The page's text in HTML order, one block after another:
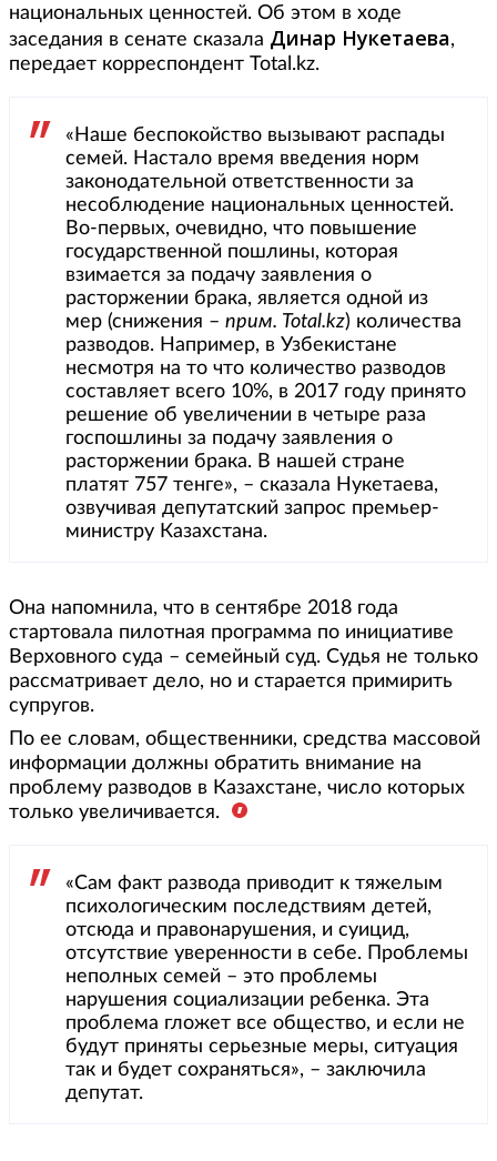
национальных ценностей. Об этом в ходе
заседания в сенате сказала Динар Нукетаева,
передает корреспондент Total.kz.
«Наше беспокойство вызывают распады
семей. Настало время введения норм
законодательной ответственности за
несоблюдение национальных ценностей.
Во-первых, очевидно, что повышение
государственной пошлины, которая
взимается за подачу заявления о
расторжении брака, является одной из
мер (снижения – прим. Total.kz) количества
разводов. Например, в Узбекистане
несмотря на то что количество разводов
составляет всего 10%, в 2017 году принято
решение об увеличении в четыре раза
госпошлины за подачу заявления о
расторжении брака. В нашей стране
платят 757 тенге», – сказала Нукетаева,
озвучивая депутатский запрос премьер-
министру Казахстана.
Она напомнила, что в сентябре 2018 года
стартовала пилотная программа по инициативе
Верховного суда – семейный суд. Судья не только
рассматривает дело, но и старается примирить
супругов.
По ее словам, общественники, средства массовой
информации должны обратить внимание на
проблему разводов в Казахстане, число которых
только увеличивается.
«Сам факт развода приводит к тяжелым
психологическим последствиям детей,
отсюда и правонарушения, и суицид,
отсутствие уверенности в себе. Проблемы
неполных семей – это проблемы
нарушения социализации ребенка. Эта
проблема гложет все общество, и если не
будут приняты серьезные меры, ситуация
так и будет сохраняться», – заключила
депутат.